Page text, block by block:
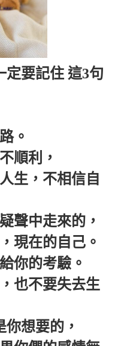
定要記住 這3句
。
順利，
生，不相信自
聲中走來的，
現在的自己。
你的考驗。
也不要失去生
想要的，